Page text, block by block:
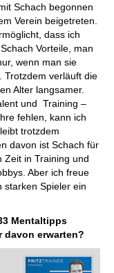
Schach begonnen
Verein beigetreten.
dass ich
Vorteile, man
wenn man sie
Trotzdem verläuft die
Alter langsamer.
und Training –
fehlen, kann ich
trotzdem
davon ist Schach für
Zeit in Training und
Aber ich freue
starken Spieler ein
Mentaltipps
davon erwarten?